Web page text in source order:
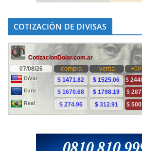
COTIZACIÓN DE DIVISAS